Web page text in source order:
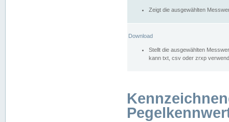
Zeigt die ausgewählten
Download
Stellt die ausgewählten
kann txt, csv oder zrxp